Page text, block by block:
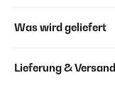
Was wird geliefert
Lieferung & Versand